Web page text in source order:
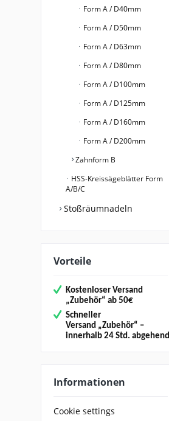
Form A / D40mm
Form A / D50mm
Form A / D63mm
Form A / D80mm
Form A / D100mm
Form A / D125mm
Form A / D160mm
Form A / D200mm
Zahnform B
HSS-Kreissägeblätter Form
A/B/C
Stoßräumnadeln
Vorteile
Kostenloser Versand
„Zubehör“ ab 50€
Schneller
Versand „Zubehör“ –
innerhalb 24 Std. abgehend
Informationen
Cookie settings